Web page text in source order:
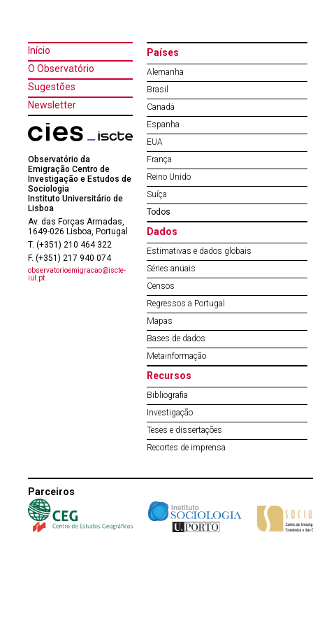
Início
O Observatório
Sugestões
Newsletter
Observatório da
Emigração Centro de
Investigação e Estudos de
Sociologia
Instituto Universitário de
Lisboa
Av. das Forças Armadas,
1649-026 Lisboa, Portugal
T. (+351) 210 464 322
F. (+351) 217 940 074
observatorioemigracao@iscte-
iul.pt
Países
Alemanha
Brasil
Canadá
Espanha
EUA
França
Reino Unido
Suíça
Todos
Dados
Estimativas e dados globais
Séries anuais
Censos
Regressos a Portugal
Mapas
Bases de dados
Metainformação
Recursos
Bibliografia
Investigação
Teses e dissertações
Recortes de imprensa
Parceiros